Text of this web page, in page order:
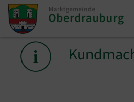
Zum Inhalt springen
Zum Seitenende springen
Sie sind hier: